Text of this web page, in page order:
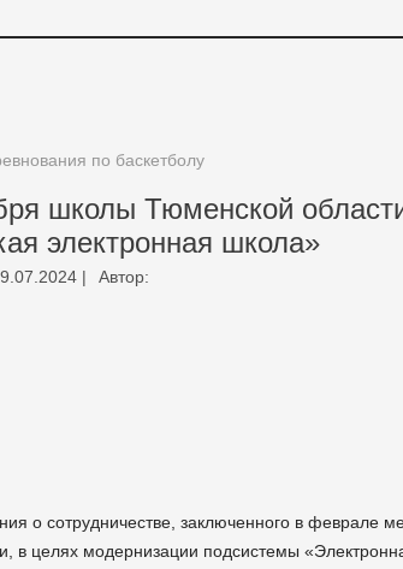
по баскетболу
школы Тюменской
электронная школа»
| Автор:
о сотрудничестве, заключенного в феврале
в целях модернизации подсистемы